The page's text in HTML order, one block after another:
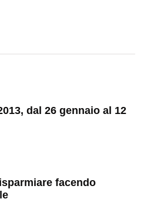
dal 26 gennaio al 12
facendo